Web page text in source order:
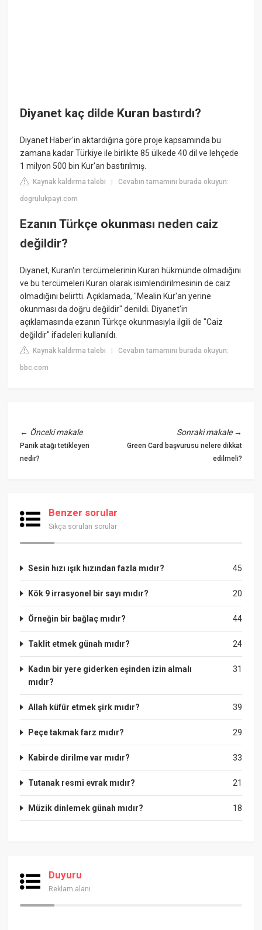
Diyanet kaç dilde Kuran bastırdı?
Diyanet Haber'in aktardığına göre proje kapsamında bu
zamana kadar Türkiye ile birlikte 85 ülkede 40 dil ve lehçede
1 milyon 500 bin Kur'an bastırılmış.
Kaynak kaldırma talebi |Cevabın tamamını burada okuyun:
dogrulukpayi.com
Ezanın Türkçe okunması neden caiz
değildir?
Diyanet, Kuran'ın tercümelerinin Kuran hükmünde olmadığını
ve bu tercümeleri Kuran olarak isimlendirilmesinin de caiz
olmadığını belirtti. Açıklamada, "Mealin Kur'an yerine
okunması da doğru değildir" denildi. Diyanet'in
açıklamasında ezanın Türkçe okunmasıyla ilgili de "Caiz
değildir" ifadeleri kullanıldı.
Kaynak kaldırma talebi |Cevabın tamamını burada okuyun:
bbc.com
← Önceki makale
Panik atağı tetikleyen
nedir?
Sonraki makale→
Green Card başvurusu nelere dikkat
edilmeli?
Benzer sorular
Sıkça sorulan sorular
45
Sesin hızı ışık hızından fazla mıdır?
20
Kök 9 irrasyonel bir sayı mıdır?
44
Örneğin bir bağlaç mıdır?
24
Taklit etmek günah mıdır?
31
Kadın bir yere giderken eşinden izin almalı
mıdır?
39
Allah küfür etmek şirk mıdır?
29
Peçe takmak farz mıdır?
33
Kabirde dirilme var mıdır?
21
Tutanak resmi evrak mıdır?
18
Müzik dinlemek günah mıdır?
Duyuru
Reklam alanı